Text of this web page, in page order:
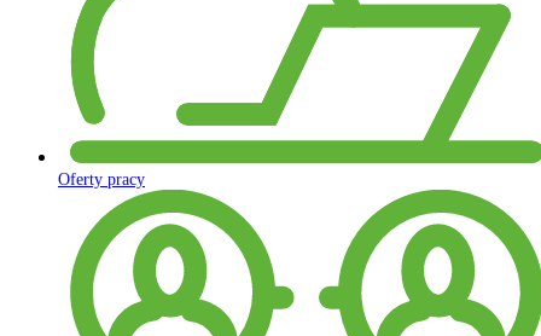
Oferty pracy